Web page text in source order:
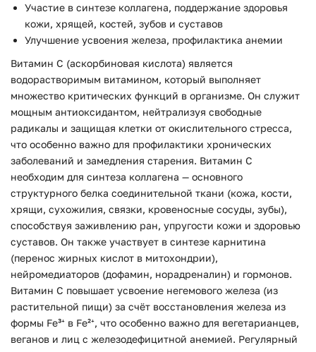
Участие в синтезе коллагена, поддержание здоровья
кожи, хрящей, костей, зубов и суставов
Улучшение усвоения железа, профилактика анемии
Витамин C (аскорбиновая кислота) является
водорастворимым витамином, который выполняет
множество критических функций в организме. Он служит
мощным антиоксидантом, нейтрализуя свободные
радикалы и защищая клетки от окислительного стресса,
что особенно важно для профилактики хронических
заболеваний и замедления старения. Витамин C
необходим для синтеза коллагена — основного
структурного белка соединительной ткани (кожа, кости,
хрящи, сухожилия, связки, кровеносные сосуды, зубы),
способствуя заживлению ран, упругости кожи и здоровью
суставов. Он также участвует в синтезе карнитина
(перенос жирных кислот в митохондрии),
нейромедиаторов (дофамин, норадреналин) и гормонов.
Витамин C повышает усвоение негемового железа (из
растительной пищи) за счёт восстановления железа из
формы Fe³⁺ в Fe²⁺, что особенно важно для вегетарианцев,
веганов и лиц с железодефицитной анемией. Регулярный